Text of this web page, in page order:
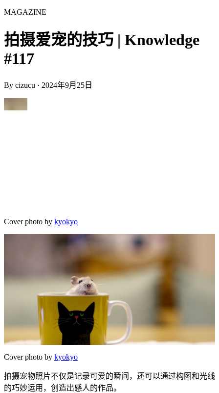
MAGAZINE
拍摄爱宠的技巧 | Knowledge
#117
By cizucu · 2024年9月25日
Cover photo by kyokyo
Cover photo by kyokyo
拍摄宠物照片不仅是记录可爱的瞬间，还可以通过构图和光线
的巧妙运用，创造出感人的作品。